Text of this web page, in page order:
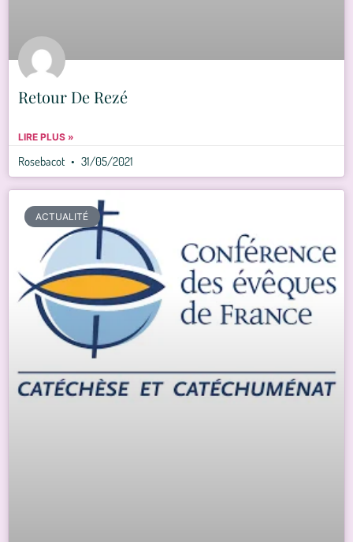
Retour De Rezé
LIRE PLUS »
Rosebacot 31/05/2021
ACTUALITÉ